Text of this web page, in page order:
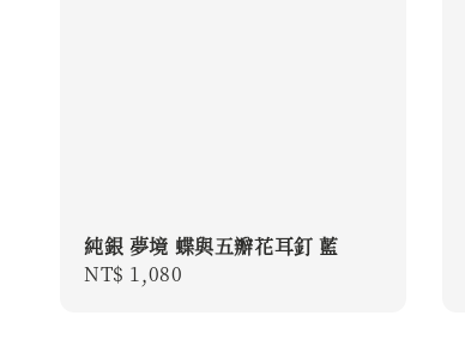
純銀 夢境 蝶與五瓣花耳釘 藍
Regular
NT$ 1,080